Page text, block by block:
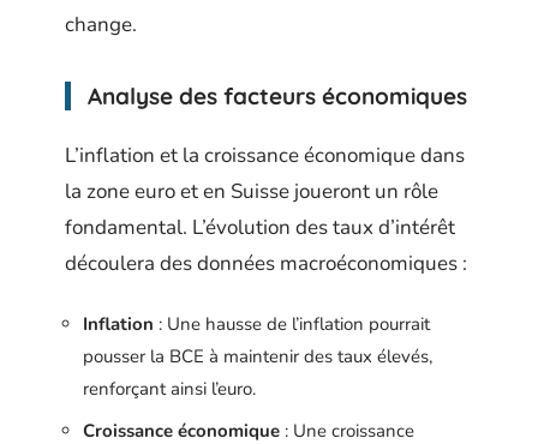
change.
Analyse des facteurs économiques
L’inflation et la croissance économique dans
la zone euro et en Suisse joueront un rôle
fondamental. L’évolution des taux d’intérêt
découlera des données macroéconomiques :
Inflation : Une hausse de l’inflation pourrait
pousser la BCE à maintenir des taux élevés,
renforçant ainsi l’euro.
Croissance économique : Une croissance